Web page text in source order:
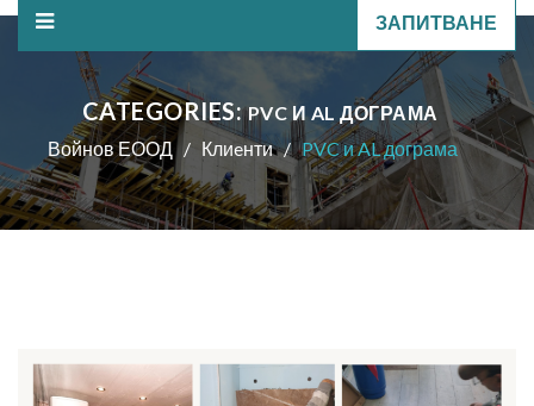
ЗАПИТВАНЕ
CATEGORIES:PVC И AL ДОГРАМА
Войнов ЕООД
Клиeнти PVC и AL дограма